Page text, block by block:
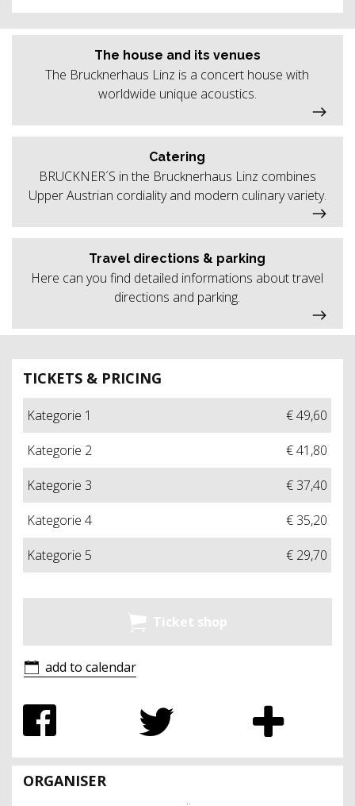
TICKETS & PRICING
Kategorie 1
€ 49,60
Kategorie 2
€ 41,80
Kategorie 3
€ 37,40
Kategorie 4
€ 35,20
Kategorie 5
€ 29,70
Ticket shop
add to calendar
ORGANISER
The house and its venues
The Brucknerhaus Linz is a concert house with
worldwide unique acoustics.
Catering
BRUCKNER´S in the Brucknerhaus Linz combines
Upper Austrian cordiality and modern culinary variety.
Travel directions & parking
Here can you find detailed informations about travel
directions and parking.